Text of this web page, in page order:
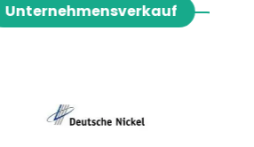
Unternehmensverkauf